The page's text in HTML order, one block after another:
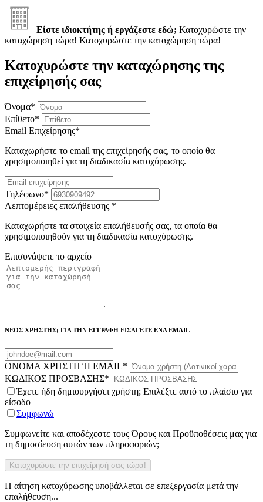
Είστε ιδιοκτήτης ή εργάζεστε εδώ; Κατοχυρώστε την
καταχώρηση τώρα! Κατοχυρώστε την καταχώρηση τώρα!
Κατοχυρώστε την καταχώρησης της
επιχείρησής σας
Όνομα*
Επίθετο*
Email Επιχείρησης*
Καταχωρήστε το email της επιχείρησής σας, το οποίο θα
χρησιμοποιηθεί για τη διαδικασία κατοχύρωσης.
Τηλέφωνο*
Λεπτομέρειες επαλήθευσης *
Καταχωρήστε τα στοιχεία επαλήθευσής σας, τα οποία θα
χρησιμοποιηθούν για τη διαδικασία κατοχύρωσης.
Επισυνάψετε το αρχείο
ΝΕΟΣ ΧΡΗΣΤΗΣ; ΓΙΑ ΤΗΝ ΕΓΓΡΑΦΗ ΕΙΣΑΓΕΤΕ ΕΝΑ EMAIL
ΟΝΟΜΑ ΧΡΗΣΤΗ Ή EMAIL*
ΚΩΔΙΚΟΣ ΠΡΟΣΒΑΣΗΣ*
Έχετε ήδη δημιουργήσει χρήστη; Επιλέξτε αυτό το πλαίσιο για
είσοδο
Συμφωνώ
Συμφωνείτε και αποδέχεστε τους Όρους και Προϋποθέσεις μας για
τη δημοσίευση αυτών των πληροφοριών;
Η αίτηση κατοχύρωσης υποβάλλεται σε επεξεργασία μετά την
επαλήθευση...